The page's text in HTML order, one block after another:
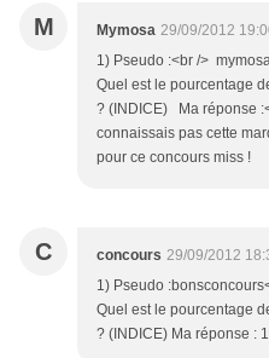
M Mymosa 29/09/2012
1) Pseudo :<br />
Quel est le pourcentage
? (INDICE) Ma réponse
connaissais pas cette
pour ce concours miss !
C concours 29/09/2012
1) Pseudo
Quel est le pourcentage
? (INDICE) Ma réponse :